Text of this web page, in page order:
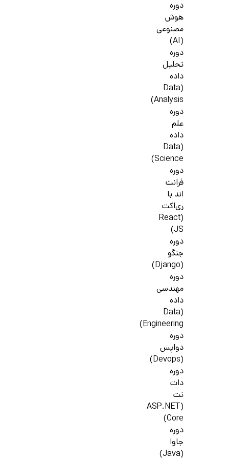
دوره
هوش
مصنوعی
(AI)
دوره
تحلیل
داده
(Data
Analysis)
دوره
علم
داده
(Data
Science)
دوره
فرانت
اند با
ری‌اکت
(React
JS)
دوره
جنگو
(Django)
دوره
مهندسی
داده
(Data
Engineering)
دوره
دواپس
(Devops)
دوره
دات
نت
(ASP.NET
Core)
دوره
جاوا
(Java)